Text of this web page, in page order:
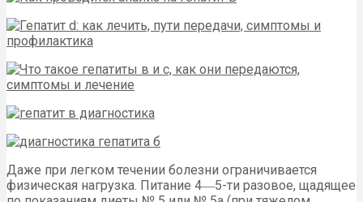
Даже при легком течении болезни ограничивается
физическая нагрузка. Питание 4―5-ти разовое, щадящее